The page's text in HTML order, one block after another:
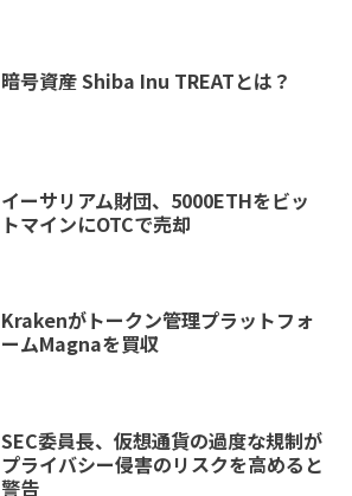
暗号資産 Shiba Inu TREATとは？
イーサリアム財団、5000ETHをビッ
トマインにOTCで売却
Krakenがトークン管理プラットフォ
ームMagnaを買収
SEC委員長、仮想通貨の過度な規制が
プライバシー侵害のリスクを高めると
警告